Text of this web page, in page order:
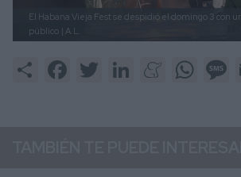
El Habana Vieja Fest se despidió el domingo 3 con
público | A.L.
Share FacebookTwitter LinkedInMeneame